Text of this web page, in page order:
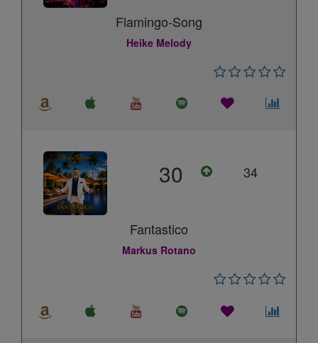
Flamingo-Song
Heike Melody
30 34
Fantastico
Markus Rotano